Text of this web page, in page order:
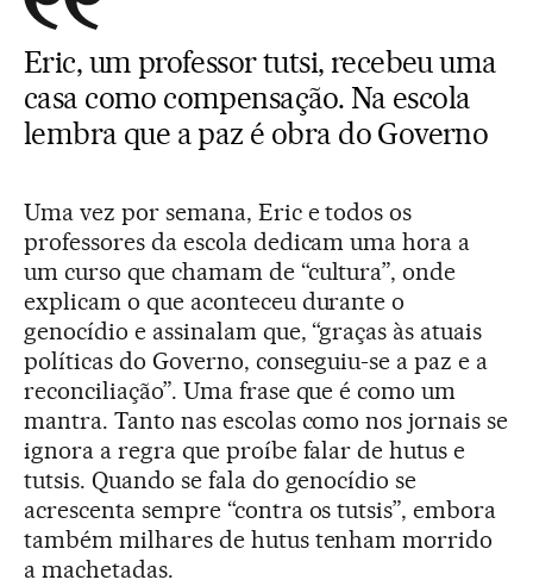
Eric, um professor tutsi, recebeu uma
casa como compensação. Na escola
lembra que a paz é obra do Governo
Uma vez por semana, Eric e todos os
professores da escola dedicam uma hora a
um curso que chamam de “cultura”, onde
explicam o que aconteceu durante o
genocídio e assinalam que, “graças às atuais
políticas do Governo, conseguiu-se a paz e a
reconciliação”. Uma frase que é como um
mantra. Tanto nas escolas como nos jornais se
ignora a regra que proíbe falar de hutus e
tutsis. Quando se fala do genocídio se
acrescenta sempre “contra os tutsis”, embora
também milhares de hutus tenham morrido
a machetadas.